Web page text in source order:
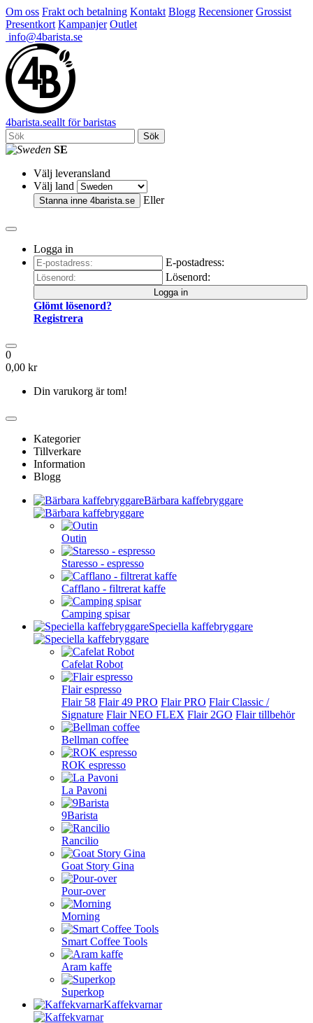
Om oss Frakt och betalning Kontakt Blogg Recensioner Grossist
Presentkort Kampanjer Outlet
info@4barista.se
4barista.seallt för baristas
Sök
SE
Välj leveransland
Välj land
Stanna inne 4barista.se Eller
Logga in
E-postadress:
Lösenord:
Logga in
Glömt lösenord?
Registrera
0
0,00 kr
Din varukorg är tom!
Kategorier
Tillverkare
Information
Blogg
Bärbara kaffebryggare
Outin
Staresso - espresso
Cafflano - filtrerat kaffe
Camping spisar
Speciella kaffebryggare
Cafelat Robot
Flair espresso
Flair 58 Flair 49 PRO Flair PRO Flair Classic /
Signature Flair NEO FLEX Flair 2GO Flair tillbehör
Bellman coffee
ROK espresso
La Pavoni
9Barista
Rancilio
Goat Story Gina
Pour-over
Morning
Smart Coffee Tools
Aram kaffe
Superkop
Kaffekvarnar